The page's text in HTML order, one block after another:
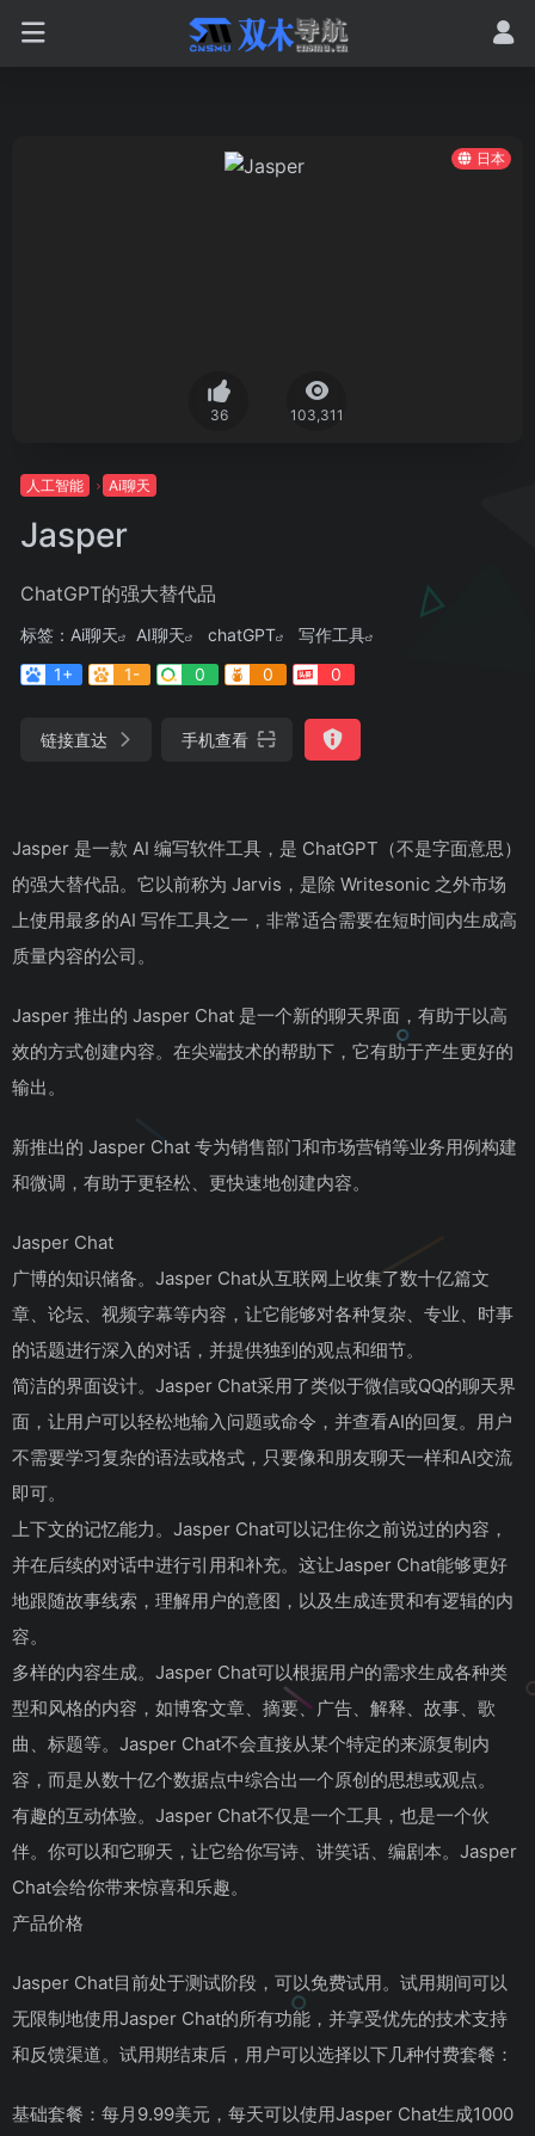
日本
36 103,311
人工智能 Ai聊天
Jasper
ChatGPT的强大替代品
标签： Ai聊天 AI聊天 chatGPT
写作工具
1+
1- 0 0 0
链接直达 手机查看
Jasper 是一款 AI 编写软件工具，是 ChatGPT（不是字面意思）
的强大替代品。它以前称为 Jarvis，是除 Writesonic 之外市场
上使用最多的AI 写作工具之一，非常适合需要在短时间内生成高
质量内容的公司。
Jasper 推出的 Jasper Chat 是一个新的聊天界面，有助于以高
效的方式创建内容。在尖端技术的帮助下，它有助于产生更好的
输出。
新推出的 Jasper Chat 专为销售部门和市场营销等业务用例构建
和微调，有助于更轻松、更快速地创建内容。
Jasper Chat
广博的知识储备。Jasper Chat从互联网上收集了数十亿篇文
章、论坛、视频字幕等内容，让它能够对各种复杂、专业、时事
的话题进行深入的对话，并提供独到的观点和细节。
简洁的界面设计。Jasper Chat采用了类似于微信或QQ的聊天界
面，让用户可以轻松地输入问题或命令，并查看AI的回复。用户
不需要学习复杂的语法或格式，只要像和朋友聊天一样和AI交流
即可。
上下文的记忆能力。Jasper Chat可以记住你之前说过的内容，
并在后续的对话中进行引用和补充。这让Jasper Chat能够更好
地跟随故事线索，理解用户的意图，以及生成连贯和有逻辑的内
容。
多样的内容生成。Jasper Chat可以根据用户的需求生成各种类
型和风格的内容，如博客文章、摘要、广告、解释、故事、歌
曲、标题等。Jasper Chat不会直接从某个特定的来源复制内
容，而是从数十亿个数据点中综合出一个原创的思想或观点。
有趣的互动体验。Jasper Chat不仅是一个工具，也是一个伙
伴。你可以和它聊天，让它给你写诗、讲笑话、编剧本。Jasper
Chat会给你带来惊喜和乐趣。
产品价格
Jasper Chat目前处于测试阶段，可以免费试用。试用期间可以
无限制地使用Jasper Chat的所有功能，并享受优先的技术支持
和反馈渠道。试用期结束后，用户可以选择以下几种付费套餐：
基础套餐：每月9.99美元，每天可以使用Jasper Chat生成1000